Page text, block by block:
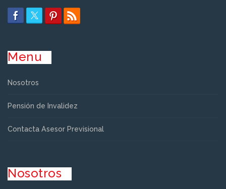
Menu
Nosotros
Pensión de Invalidez
Contacta Asesor Previsional
Nosotros